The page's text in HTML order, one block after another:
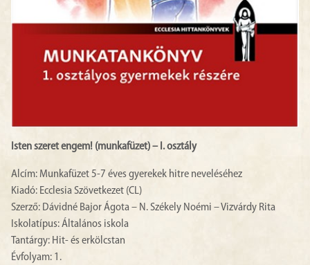
Isten szeret engem! (munkafüzet) – I. osztály
Alcím: Munkafüzet 5-7 éves gyerekek hitre neveléséhez
Kiadó: Ecclesia Szövetkezet (CL)
Szerző: Dávidné Bajor Ágota – N. Székely Noémi – Vizvárdy Rita
Iskolatípus: Általános iskola
Tantárgy: Hit- és erkölcstan
Évfolyam: 1.